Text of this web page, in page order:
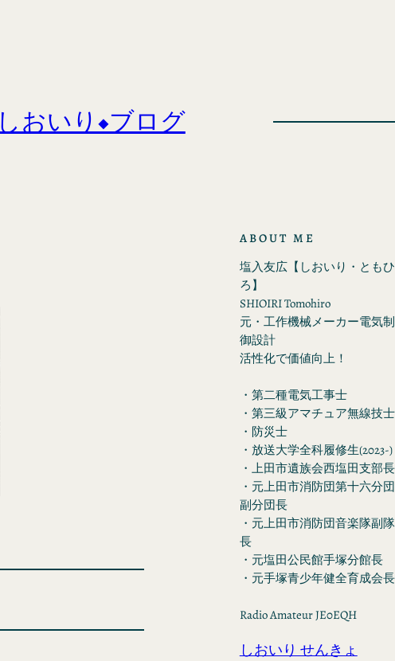
しおいり◆ブログ
ABOUT ME
塩入友広【しおいり・ともひ
ろ】
SHIOIRI Tomohiro
元・工作機械メーカー電気制
御設計
活性化で価値向上！
・第二種電気工事士
・第三級アマチュア無線技士
・防災士
・放送大学全科履修生(2023-)
・上田市遺族会西塩田支部長
・元上田市消防団第十六分団
副分団長
・元上田市消防団音楽隊副隊
長
・元塩田公民館手塚分館長
・元手塚青少年健全育成会長
Radio Amateur JE0EQH
しおいり せんきょ